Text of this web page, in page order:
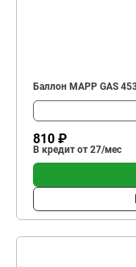
Баллон MAPP GAS
810 ₽
В кредит от 27/мес